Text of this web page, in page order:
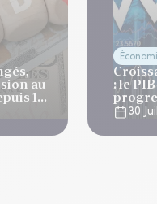
au
10
: le
30